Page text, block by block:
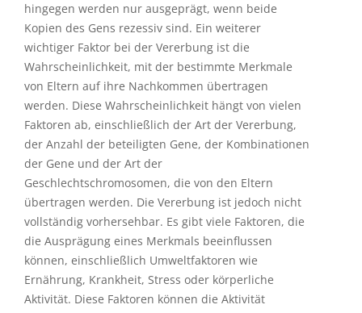
hingegen werden nur ausgeprägt, wenn beide
Kopien des Gens rezessiv sind. Ein weiterer
wichtiger Faktor bei der Vererbung ist die
Wahrscheinlichkeit, mit der bestimmte Merkmale
von Eltern auf ihre Nachkommen übertragen
werden. Diese Wahrscheinlichkeit hängt von vielen
Faktoren ab, einschließlich der Art der Vererbung,
der Anzahl der beteiligten Gene, der Kombinationen
der Gene und der Art der
Geschlechtschromosomen, die von den Eltern
übertragen werden. Die Vererbung ist jedoch nicht
vollständig vorhersehbar. Es gibt viele Faktoren, die
die Ausprägung eines Merkmals beeinflussen
können, einschließlich Umweltfaktoren wie
Ernährung, Krankheit, Stress oder körperliche
Aktivität. Diese Faktoren können die Aktivität